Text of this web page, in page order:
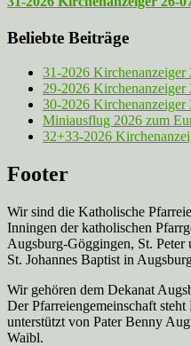
Beliebte Beiträge
31-2026 Kirchenanzeiger
29-2026
30-2026
Miniausflug 2026 zum
32+33-2026
Footer
Wir sind die Katholische
Inningen der katholischen
Augsburg-Göggingen, St.
St. Johannes Baptist in
Wir gehören dem Dekanat
Der Pfarreien­gemeinschaft
unterstützt von Pater Benny
Waibl.